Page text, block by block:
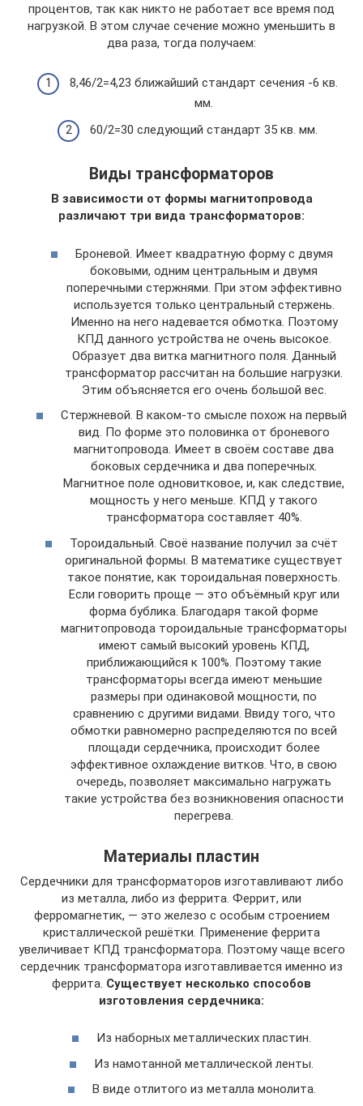
процентов, так как никто не работает все время под
нагрузкой. В этом случае сечение можно уменьшить в
два раза, тогда получаем:
8,46/2=4,23 ближайший стандарт сечения -6 кв.
мм.
60/2=30 следующий стандарт 35 кв. мм.
Виды трансформаторов
В зависимости от формы магнитопровода
различают три вида трансформаторов:
Броневой. Имеет квадратную форму с двумя
боковыми, одним центральным и двумя
поперечными стержнями. При этом эффективно
используется только центральный стержень.
Именно на него надевается обмотка. Поэтому
КПД данного устройства не очень высокое.
Образует два витка магнитного поля. Данный
трансформатор рассчитан на большие нагрузки.
Этим объясняется его очень большой вес.
Стержневой. В каком-то смысле похож на первый
вид. По форме это половинка от броневого
магнитопровода. Имеет в своём составе два
боковых сердечника и два поперечных.
Магнитное поле одновитковое, и, как следствие,
мощность у него меньше. КПД у такого
трансформатора составляет 40%.
Тороидальный. Своё название получил за счёт
оригинальной формы. В математике существует
такое понятие, как тороидальная поверхность.
Если говорить проще — это объёмный круг или
форма бублика. Благодаря такой форме
магнитопровода тороидальные трансформаторы
имеют самый высокий уровень КПД,
приближающийся к 100%. Поэтому такие
трансформаторы всегда имеют меньшие
размеры при одинаковой мощности, по
сравнению с другими видами. Ввиду того, что
обмотки равномерно распределяются по всей
площади сердечника, происходит более
эффективное охлаждение витков. Что, в свою
очередь, позволяет максимально нагружать
такие устройства без возникновения опасности
перегрева.
Материалы пластин
Сердечники для трансформаторов изготавливают либо
из металла, либо из феррита. Феррит, или
ферромагнетик, — это железо с особым строением
кристаллической решётки. Применение феррита
увеличивает КПД трансформатора. Поэтому чаще всего
сердечник трансформатора изготавливается именно из
феррита. Существует несколько способов
изготовления сердечника:
Из наборных металлических пластин.
Из намотанной металлической ленты.
В виде отлитого из металла монолита.